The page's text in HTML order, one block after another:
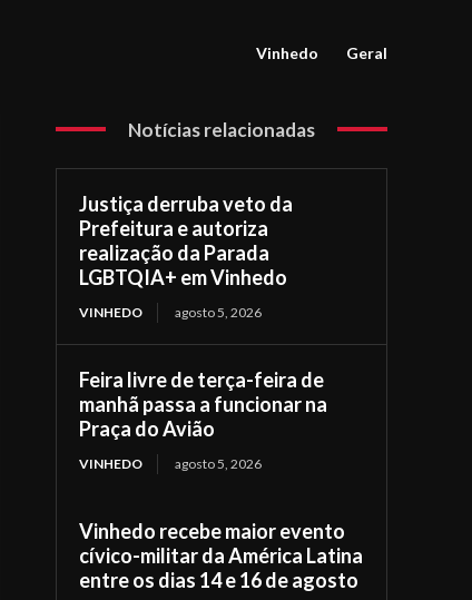
Vinhedo Geral
Notícias relacionadas
Justiça derruba veto da
Prefeitura e autoriza
realização da Parada
LGBTQIA+ em Vinhedo
VINHEDO agosto 5, 2026
Feira livre de terça-feira de
manhã passa a funcionar na
Praça do Avião
VINHEDO agosto 5, 2026
Vinhedo recebe maior evento
cívico-militar da América Latina
entre os dias 14 e 16 de agosto